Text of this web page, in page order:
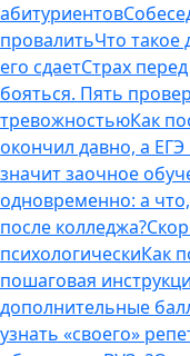
абитуриентов
провалитьЧто такое
его сдаетСтрах
бояться. Пять
тревожностьюКак
окончил давно, а ЕГЭ
значит заочное
одновременно: а
после колледжа?
психологическиКак
пошаговая
дополнительные
узнать «своего»